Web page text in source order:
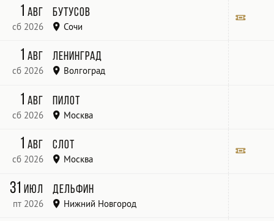
@Елецкий сельсовет, Аргамач-Пальна
1авг
сб 2026
Бутусов
Сочи
КЗ «Фестивальный»
1авг
сб 2026
Ленинград
Волгоград
«Волгоград Арена»
1авг
сб 2026
Пилот
Москва
Территория
1авг
сб 2026
Слот
Москва
МОСКВА | Gipsy
31июл
пт 2026
Дельфин
Нижний Новгород